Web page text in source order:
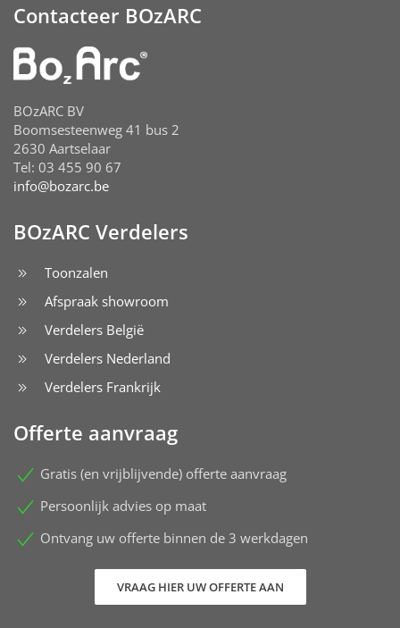
Contacteer BOzARC
BOzARC BV
Boomsesteenweg 41 bus 2
2630 Aartselaar
Tel: 03 455 90 67
info@bozarc.be
BOzARC Verdelers
Toonzalen
Afspraak showroom
Verdelers België
Verdelers Nederland
Verdelers Frankrijk
Offerte aanvraag
Gratis (en vrijblijvende) offerte aanvraag
Persoonlijk advies op maat
Ontvang uw offerte binnen de 3 werkdagen
VRAAG HIER UW OFFERTE AAN